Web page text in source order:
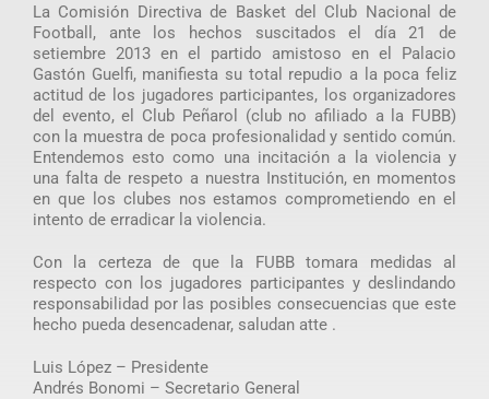
La Comisión Directiva de Basket del Club Nacional de
Football, ante los hechos suscitados el día 21 de
setiembre 2013 en el partido amistoso en el Palacio
Gastón Guelfi, manifiesta su total repudio a la poca feliz
actitud de los jugadores participantes, los organizadores
del evento, el Club Peñarol (club no afiliado a la FUBB)
con la muestra de poca profesionalidad y sentido común.
Entendemos esto como una incitación a la violencia y
una falta de respeto a nuestra Institución, en momentos
en que los clubes nos estamos comprometiendo en el
intento de erradicar la violencia.
Con la certeza de que la FUBB tomara medidas al
respecto con los jugadores participantes y deslindando
responsabilidad por las posibles consecuencias que este
hecho pueda desencadenar, saludan atte .
Luis López – Presidente
Andrés Bonomi – Secretario General